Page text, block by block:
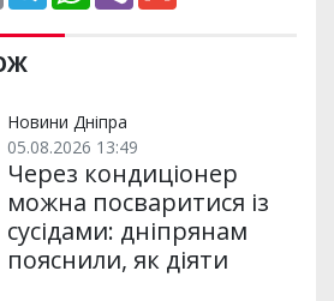
i
l
e
m p
Новини Дніпра
05.08.2026 13:49
Через кондиціонер
можна посваритися із
сусідами: дніпрянам
пояснили, як діяти